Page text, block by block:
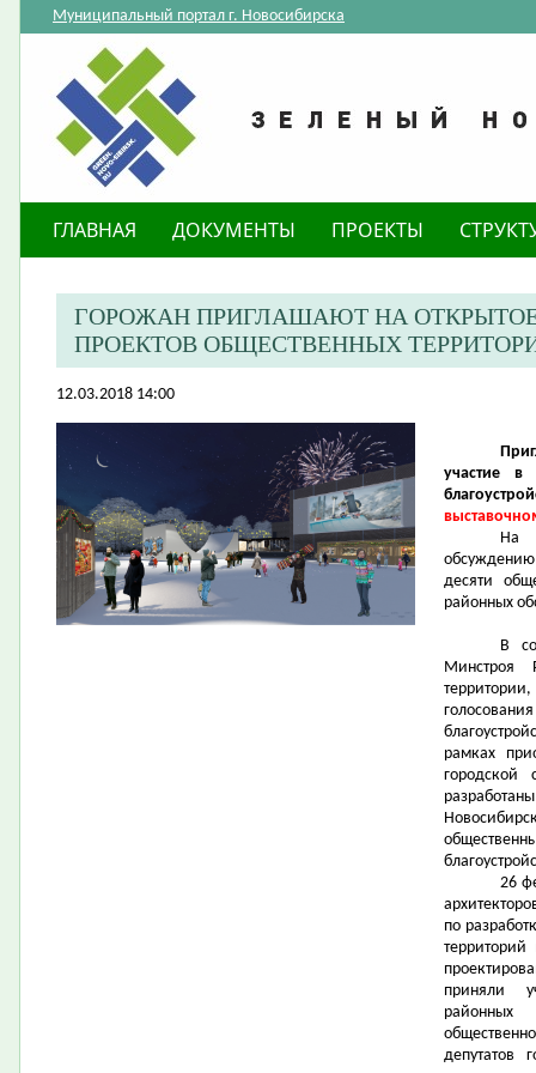
Муниципальный портал г. Новосибирска
ГЛАВНАЯ ДОКУМЕНТЫ ПРОЕКТЫ
ГОРОЖАН ПРИГЛАШАЮТ НА
ПРОЕКТОВ ОБЩЕСТВЕННЫХ
12.03.2018 14:00
участие в
На
обсуждению
десяти
районных
В
Минстроя
рамках
26
по
приняли
депутатов